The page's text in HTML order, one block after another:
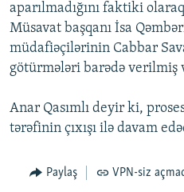
aparılmadığını faktiki
Müsavat başqanı İsa
müdafiəçilərinin Cabbar
götürmələri barədə verilmiş
Anar Qasımlı deyir ki,
tərəfinin çıxışı ilə davam
Paylaş VPN-siz